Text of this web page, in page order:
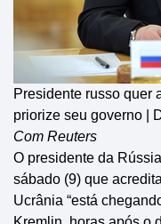
Presidente russo quer
priorize seu governo |
Com Reuters
O presidente da
sábado (9) que
Ucrânia “está